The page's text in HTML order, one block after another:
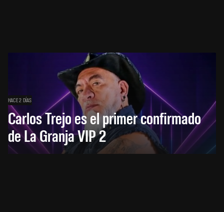
HACE 2 DÍAS
Carlos Trejo es el primer confirmado
de La Granja VIP 2